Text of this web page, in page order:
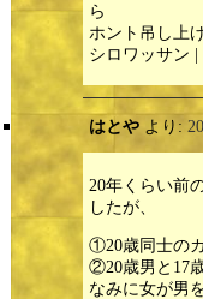
ら
ホント吊し上
シロワッサン |
はとや より:
20年くらい前
したが、
①20歳同士の
②20歳男と17
なみに女が男